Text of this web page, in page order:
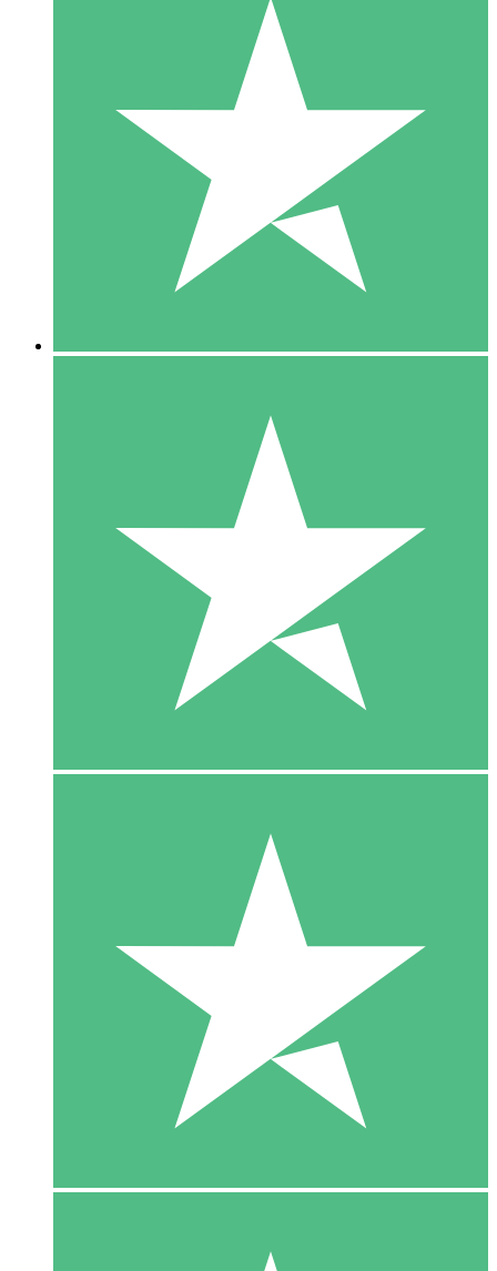
Paquetes de Créditos Individuales
Paga según el uso con créditos de descarga. Sin compromiso
10 00
10 Descargas
20 00